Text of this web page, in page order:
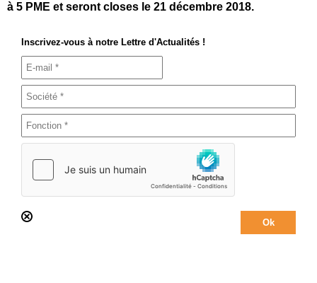
à 5 PME et seront closes le 21 décembre 2018.
Inscrivez-vous à notre Lettre d'Actualités !